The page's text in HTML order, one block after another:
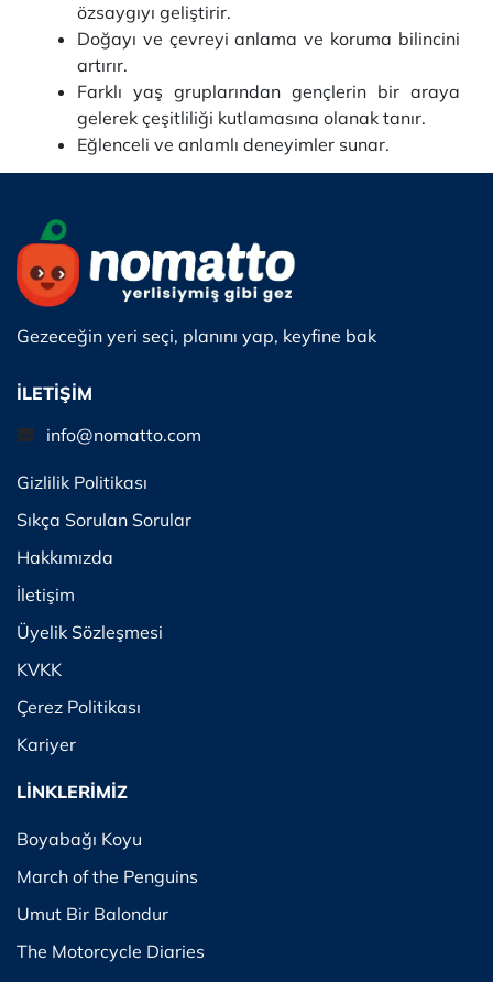
özsaygıyı geliştirir.
Doğayı ve çevreyi anlama ve koruma bilincini
artırır.
Farklı yaş gruplarından gençlerin bir araya
gelerek çeşitliliği kutlamasına olanak tanır.
Eğlenceli ve anlamlı deneyimler sunar.
Gezeceğin yeri seçi, planını yap, keyfine bak
İLETİŞİM
info@nomatto.com
Gizlilik Politikası
Sıkça Sorulan Sorular
Hakkımızda
İletişim
Üyelik Sözleşmesi
KVKK
Çerez Politikası
Kariyer
LİNKLERİMİZ
Boyabağı Koyu
March of the Penguins
Umut Bir Balondur
The Motorcycle Diaries